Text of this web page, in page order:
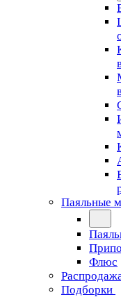
Паяльные
Флюс
Подборки